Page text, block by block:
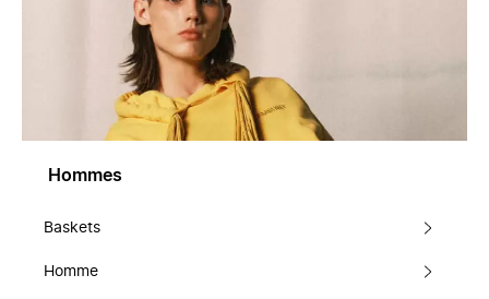
Hommes
Baskets
Homme